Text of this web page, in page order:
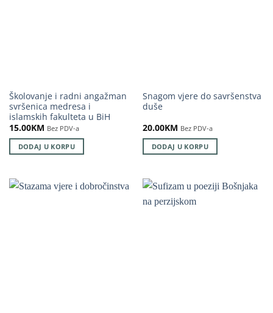
Školovanje i radni angažman
svršenica medresa i
islamskih fakulteta u BiH
15.00KM Bez PDV-a
DODAJ U KORPU
Snagom vjere do savršenstva
duše
20.00KM Bez PDV-a
DODAJ U KORPU